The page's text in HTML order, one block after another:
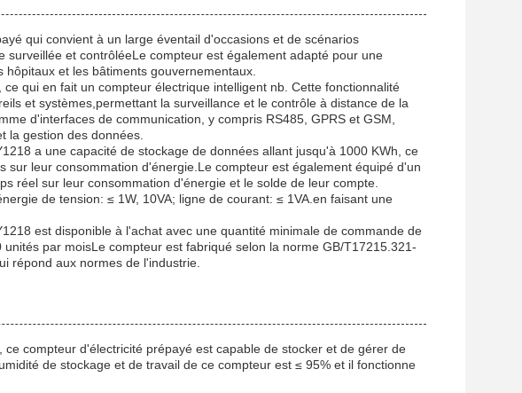
qui convient à un large éventail d'occasions et de scénarios
et contrôléeLe compteur est également adapté pour une
et les bâtiments gouvernementaux.
qui en fait un compteur électrique intelligent nb. Cette fonctionnalité
et systèmes,permettant la surveillance et le contrôle à distance de la
d'interfaces de communication, y compris RS485, GPRS et GSM,
la gestion des données.
a une capacité de stockage de données allant jusqu'à 1000 KWh, ce
sur leur consommation d'énergie.Le compteur est également équipé d'un
réel sur leur consommation d'énergie et le solde de leur compte.
de tension: ≤ 1W, 10VA; ligne de courant: ≤ 1VA.en faisant une
est disponible à l'achat avec une quantité minimale de commande de
par moisLe compteur est fabriqué selon la norme GB/T17215.321-
répond aux normes de l'industrie.
compteur d'électricité prépayé est capable de stocker et de gérer de
de stockage et de travail de ce compteur est ≤ 95% et il fonctionne